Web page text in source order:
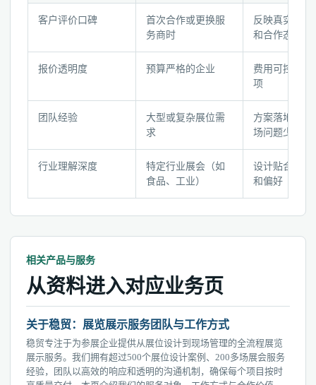
展
务
六
维
查
表
客户评价口碑
首次合作或更换服
务商时
反映真实服务
和合作态度
报价透明度 预算严格的企业
费用可控，避
项
团队经验
大型或复杂展位需
求
方案落地性强
场问题少
行业理解深度
特定行业展会（如
食品、工业）
设计贴合观众
和偏好
相关产品与服务
从资料进入对应业务页
关于稳贸：展览展示服务团队与工作方式
稳贸专注于为参展企业提供从展位设计到现场管理的全流程展览
展示服务。我们拥有超过500个展位设计案例、200多场展会服务
经验，团队以高效的响应和透明的沟通机制，确保每个项目按时